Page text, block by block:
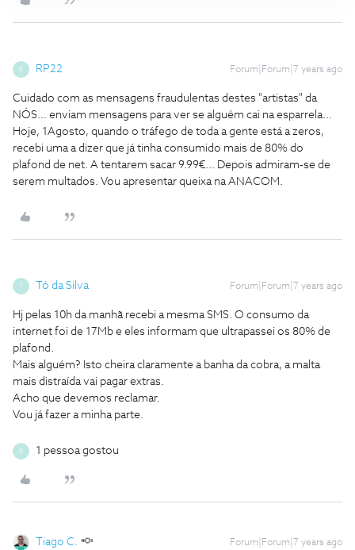
R RP22 Forum|Forum|7 years ago
Cuidado com as mensagens fraudulentas destes "artistas" da
NÓS... enviam mensagens para ver se alguém cai na esparrela...
Hoje, 1Agosto, quando o tráfego de toda a gente está a zeros,
recebi uma a dizer que já tinha consumido mais de 80% do
plafond de net. A tentarem sacar 9.99€... Depois admiram-se de
serem multados. Vou apresentar queixa na ANACOM.
T Tó da Silva Forum|Forum|7 years ago
Hj pelas 10h da manhã recebi a mesma SMS. O consumo da
internet foi de 17Mb e eles informam que ultrapassei os 80% de
plafond.
Mais alguém? Isto cheira claramente a banha da cobra, a malta
mais distraída vai pagar extras.
Acho que devemos reclamar.
Vou já fazer a minha parte.
R 1 pessoa gostou
Tiago C. Forum|Forum|7 years ago